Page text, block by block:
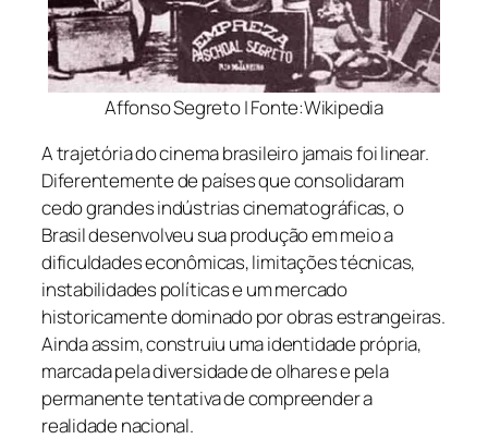
Affonso Segreto | Fonte:Wikipedia
A trajetória do cinema brasileiro jamais foi linear.
Diferentemente de países que consolidaram
cedo grandes indústrias cinematográficas, o
Brasil desenvolveu sua produção em meio a
dificuldades econômicas, limitações técnicas,
instabilidades políticas e um mercado
historicamente dominado por obras estrangeiras.
Ainda assim, construiu uma identidade própria,
marcada pela diversidade de olhares e pela
permanente tentativa de compreender a
realidade nacional.